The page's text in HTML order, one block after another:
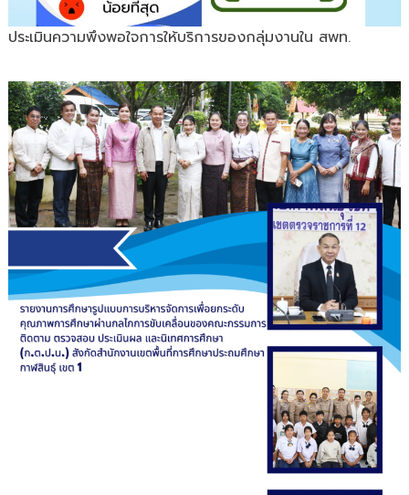
ประเมินความพึงพอใจการให้บริการของกลุ่มงานใน สพท.